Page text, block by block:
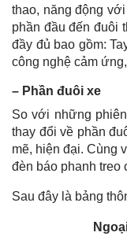
thao, năng động
phần đầu đến đuôi
đầy đủ bao gồm:
công nghệ cảm
– Phần đuôi xe
So với những
thay đổi về phần
mẽ, hiện đại. Cùng
đèn báo phanh treo
Sau đây là bảng